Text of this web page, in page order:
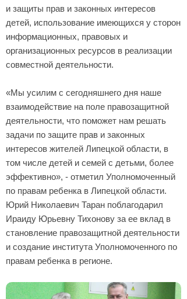
и защиты прав и законных интересов
детей, использование имеющихся у сторон
информационных, правовых и
организационных ресурсов в реализации
совместной деятельности.
«Мы усилим с сегодняшнего дня наше
взаимодействие на поле правозащитной
деятельности, что поможет нам решать
задачи по защите прав и законных
интересов жителей Липецкой области, в
том числе детей и семей с детьми, более
эффективно», - отметил Уполномоченный
по правам ребенка в Липецкой области.
Юрий Николаевич Таран поблагодарил
Ираиду Юрьевну Тихонову за ее вклад в
становление правозащитной деятельности
и создание института Уполномоченного по
правам ребенка в регионе.